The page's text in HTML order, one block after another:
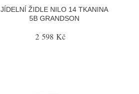
JÍDELNÍ ŽIDLE NILO 14 TKANINA
5B GRANDSON
2 598 Kč